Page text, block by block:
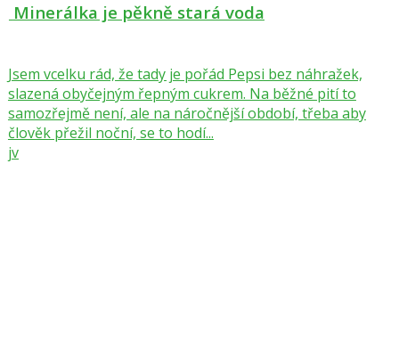
Minerálka je pěkně stará voda
Jsem vcelku rád, že tady je pořád Pepsi bez náhražek,
slazená obyčejným řepným cukrem. Na běžné pití to
samozřejmě není, ale na náročnější období, třeba aby
člověk přežil noční, se to hodí...
jv